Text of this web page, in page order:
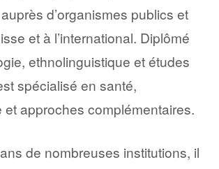
d’organismes publics et
et à l’international. Diplômé
ethnolinguistique et études
spécialisé en santé,
approches complémentaires.
de nombreuses institutions, il